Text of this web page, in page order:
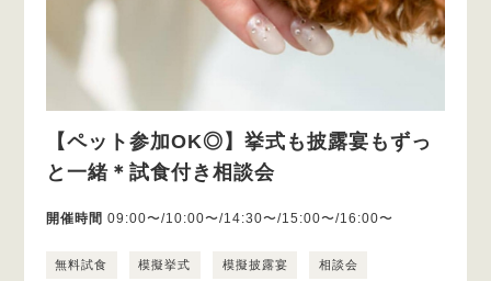
【ペット参加OK◎】挙式も披露宴もずっ
と一緒＊試食付き相談会
開催時間 09:00〜/10:00〜/14:30〜/15:00〜/16:00〜
無料試食 模擬挙式 模擬披露宴 相談会